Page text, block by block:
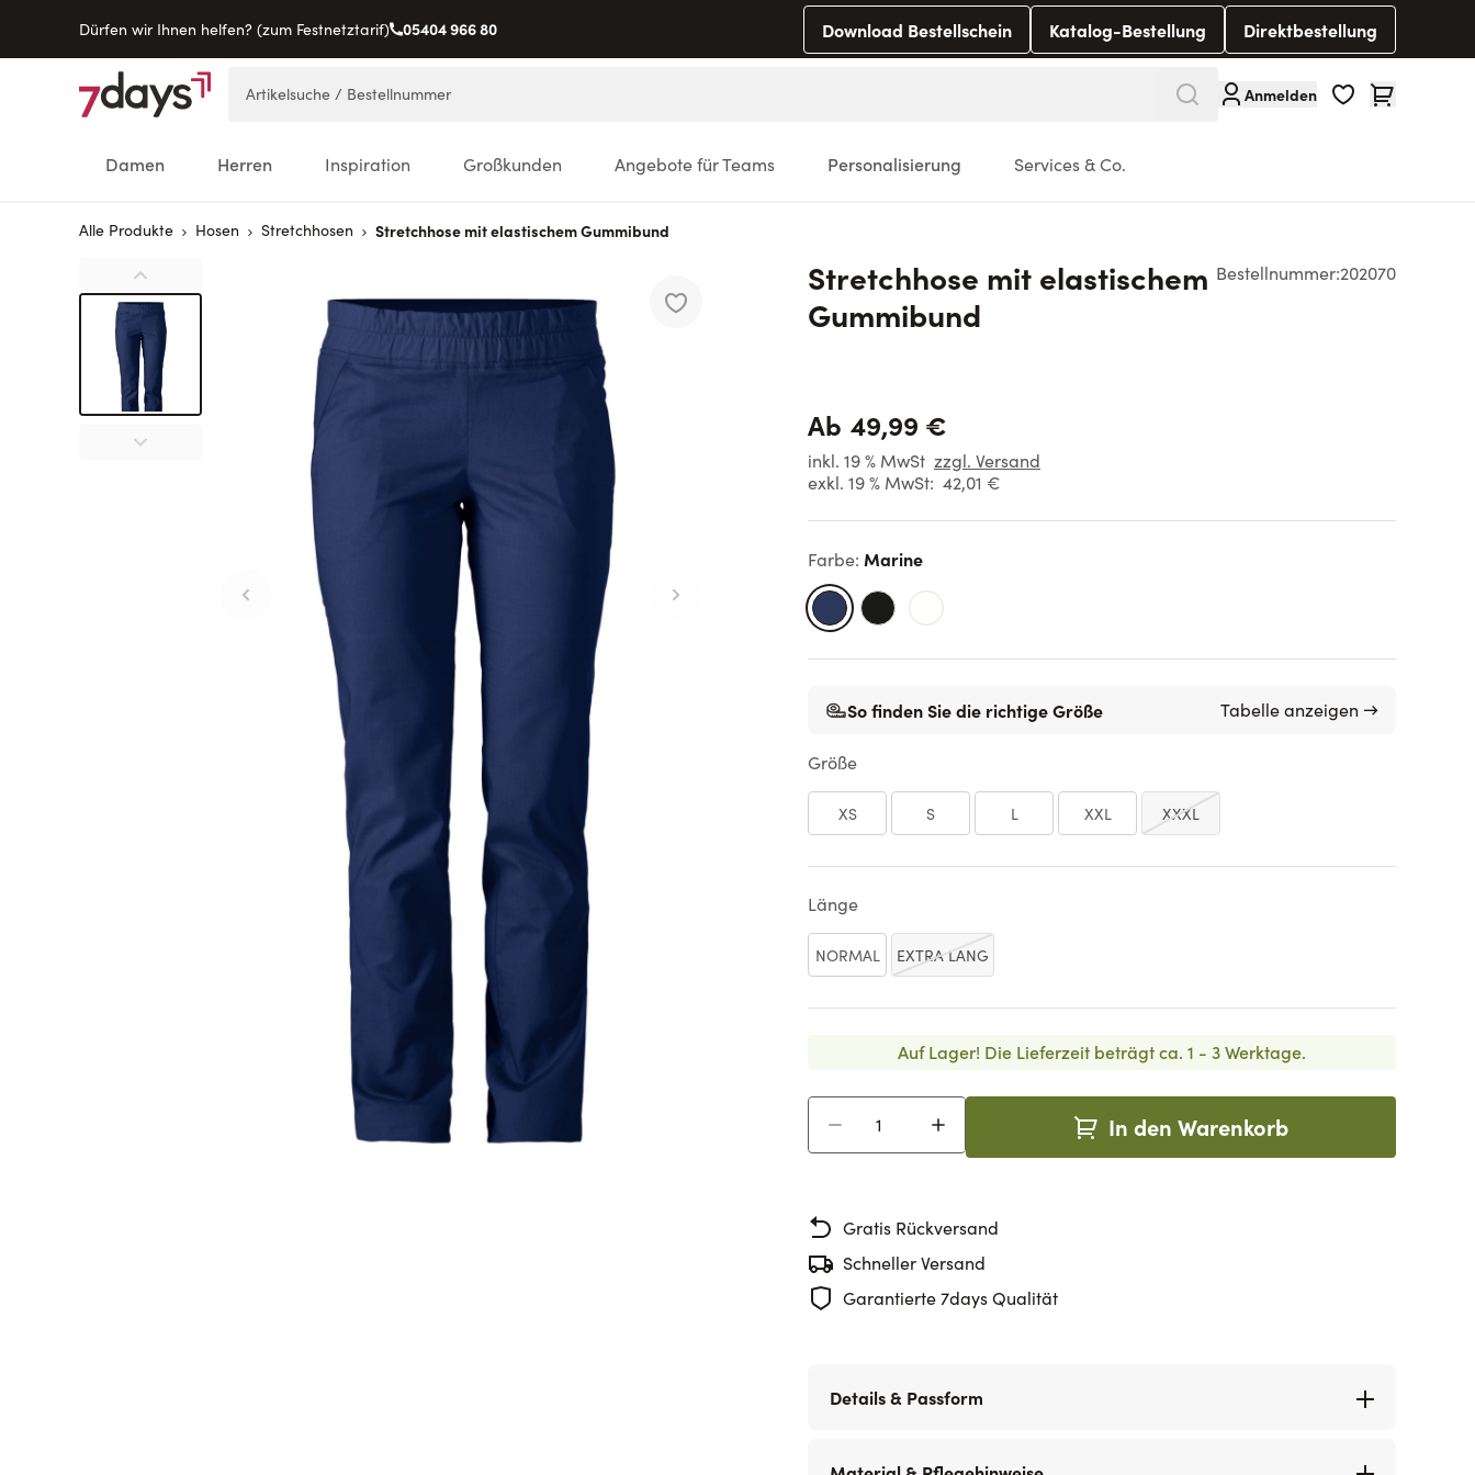
Dürfen wir Ihnen helfen? (zum Festnetztarif) 05404 966 80 Download Bestellschein Katalog-Bestellung Direktbestellung
Direkt zum Inhalt
Anmelden Warenkorb
Damen Herren Inspiration Großkunden Angebote für Teams Personalisierung Services & Co.
Alle Produkte Hosen Stretchhosen Stretchhose mit elastischem Gummibund
Bestellnummer:202070
Stretchhose mit elastischem
Gummibund
Ab 49,99 €
inkl. 19 % MwSt zzgl. Versand
exkl. 19 % MwSt: 42,01 €
Farbe: Marine
So finden Sie die richtige Größe Tabelle anzeigen →
Größe
XS S L XXL XXXL
Länge
NORMAL EXTRA LANG
Auf Lager! Die Lieferzeit beträgt ca. 1 - 3 Werktage.
In den Warenkorb
Gratis Rückversand
Schneller Versand
Garantierte 7days Qualität
Details & Passform